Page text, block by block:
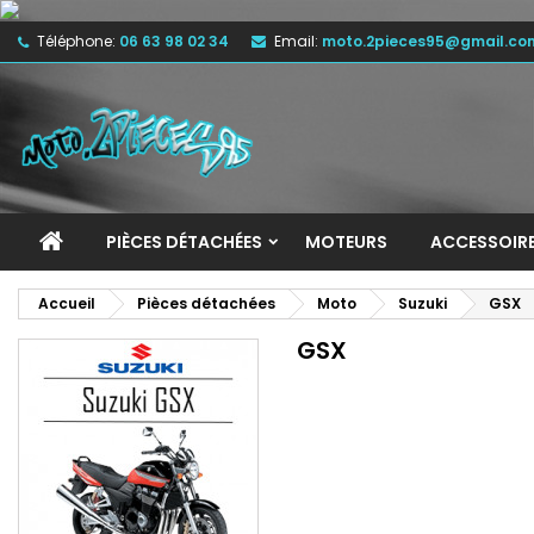
Téléphone: 06 63 98 02 34 Email:
PIÈCES DÉTACHÉES MOTEURS
Accueil Pièces détachées Moto Suzuki GSX
GSX